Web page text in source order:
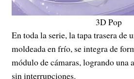
3D Pop
En toda la serie, la tapa trasera de
moldeada en frío, se integra de
módulo de cámaras, logrando una
sin interrupciones.